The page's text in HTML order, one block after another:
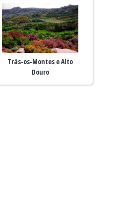
Trás-os-Montes e Alto
Douro